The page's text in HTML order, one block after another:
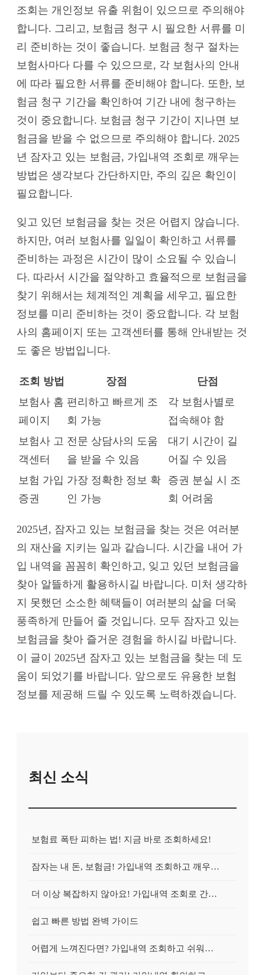
조회는 개인정보 유출 위험이 있으므로 주의해야
합니다. 그리고, 보험금 청구 시 필요한 서류를 미
리 준비하는 것이 좋습니다. 보험금 청구 절차는
보험사마다 다를 수 있으므로, 각 보험사의 안내
에 따라 필요한 서류를 준비해야 합니다. 또한, 보
험금 청구 기간을 확인하여 기간 내에 청구하는
것이 중요합니다. 보험금 청구 기간이 지나면 보
험금을 받을 수 없으므로 주의해야 합니다. 2025
년 잠자고 있는 보험금, 가입내역 조회로 깨우는
방법은 생각보다 간단하지만, 주의 깊은 확인이
필요합니다.
잊고 있던 보험금을 찾는 것은 어렵지 않습니다.
하지만, 여러 보험사를 일일이 확인하고 서류를
준비하는 과정은 시간이 많이 소요될 수 있습니
다. 따라서 시간을 절약하고 효율적으로 보험금을
찾기 위해서는 체계적인 계획을 세우고, 필요한
정보를 미리 준비하는 것이 중요합니다. 각 보험
사의 홈페이지 또는 고객센터를 통해 안내받는 것
도 좋은 방법입니다.
조회 방법 장점
단점
보험사 홈
페이지
편리하고 빠르게 조
회 가능
각 보험사별로
접속해야 함
보험사 고
객센터
전문 상담사의 도움
을 받을 수 있음
대기 시간이 길
어질 수 있음
보험 가입
증권
가장 정확한 정보 확
인 가능
증권 분실 시 조
회 어려움
2025년, 잠자고 있는 보험금을 찾는 것은 여러분
의 재산을 지키는 일과 같습니다. 시간을 내어 가
입 내역을 꼼꼼히 확인하고, 잊고 있던 보험금을
찾아 알뜰하게 활용하시길 바랍니다. 미처 생각하
지 못했던 소소한 혜택들이 여러분의 삶을 더욱
풍족하게 만들어 줄 것입니다. 모두 잠자고 있는
보험금을 찾아 즐거운 경험을 하시길 바랍니다.
이 글이 2025년 잠자고 있는 보험금을 찾는 데 도
움이 되었기를 바랍니다. 앞으로도 유용한 보험
정보를 제공해 드릴 수 있도록 노력하겠습니다.
최신 소식
보험료 폭탄 피하는 법! 지금 바로 조회하세요!
잠자는 내 돈, 보험금! 가입내역 조회하고 깨우는 방법
더 이상 복잡하지 않아요! 가입내역 조회로 간편하게 청구!
쉽고 빠른 방법 완벽 가이드
어렵게 느껴진다면? 가입내역 조회하고 쉬워지는 마법!